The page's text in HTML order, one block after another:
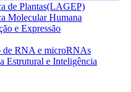
de Plantas(LAGEP)
Molecular Humana
e Expressão
de RNA e microRNAs
Estrutural e Inteligência